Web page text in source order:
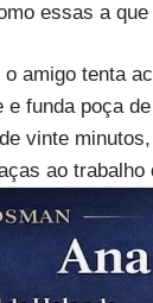
essas a
amigo tenta
e funda poça
vinte
ao trabalho